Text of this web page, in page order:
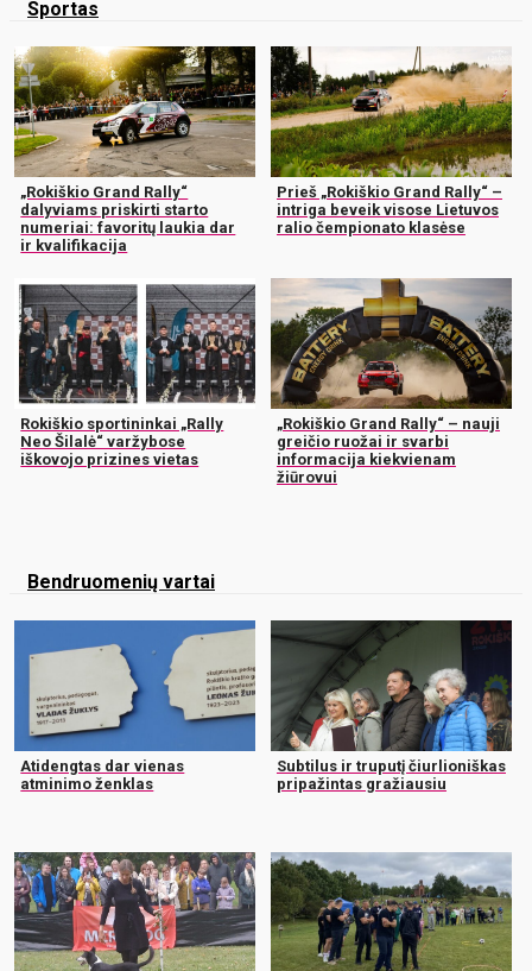
Sportas
„Rokiškio Grand Rally“
dalyviams priskirti starto
numeriai: favoritų laukia dar
ir kvalifikacija
Prieš „Rokiškio Grand Rally“ –
intriga beveik visose Lietuvos
ralio čempionato klasėse
Rokiškio sportininkai „Rally
Neo Šilalė“ varžybose
iškovojo prizines vietas
„Rokiškio Grand Rally“ – nauji
greičio ruožai ir svarbi
informacija kiekvienam
žiūrovui
Bendruomenių vartai
Atidengtas dar vienas
atminimo ženklas
Subtilus ir truputį čiurlioniškas
pripažintas gražiausiu